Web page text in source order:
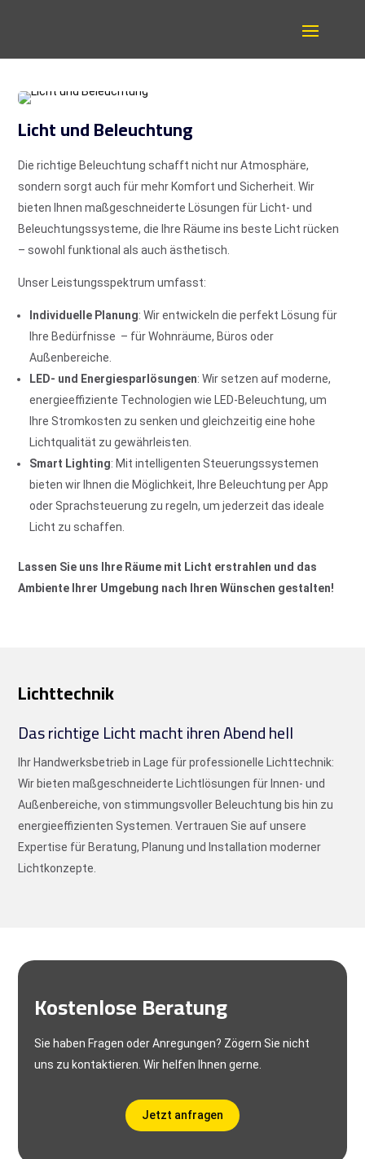
Licht und Beleuchtung
Die richtige Beleuchtung schafft nicht nur Atmosphäre,
sondern sorgt auch für mehr Komfort und Sicherheit. Wir
bieten Ihnen maßgeschneiderte Lösungen für Licht- und
Beleuchtungssysteme, die Ihre Räume ins beste Licht rücken
– sowohl funktional als auch ästhetisch.
Unser Leistungsspektrum umfasst:
Individuelle Planung: Wir entwickeln die perfekt Lösung für
Ihre Bedürfnisse – für Wohnräume, Büros oder
Außenbereiche.
LED- und Energiesparlösungen: Wir setzen auf moderne,
energieeffiziente Technologien wie LED-Beleuchtung, um
Ihre Stromkosten zu senken und gleichzeitig eine hohe
Lichtqualität zu gewährleisten.
Smart Lighting: Mit intelligenten Steuerungssystemen
bieten wir Ihnen die Möglichkeit, Ihre Beleuchtung per App
oder Sprachsteuerung zu regeln, um jederzeit das ideale
Licht zu schaffen.
Lassen Sie uns Ihre Räume mit Licht erstrahlen und das
Ambiente Ihrer Umgebung nach Ihren Wünschen gestalten!
Lichttechnik
Das richtige Licht macht ihren Abend hell
Ihr Handwerksbetrieb in Lage für professionelle Lichttechnik:
Wir bieten maßgeschneiderte Lichtlösungen für Innen- und
Außenbereiche, von stimmungsvoller Beleuchtung bis hin zu
energieeffizienten Systemen. Vertrauen Sie auf unsere
Expertise für Beratung, Planung und Installation moderner
Lichtkonzepte.
Kostenlose Beratung
Sie haben Fragen oder Anregungen? Zögern Sie nicht
uns zu kontaktieren. Wir helfen Ihnen gerne.
Jetzt anfragen